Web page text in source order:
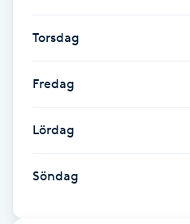
Föning
Gel naglar
Gelenaglar
Gellack
Gellack med förstärkning
Torsdag
Fredag
Lördag
Söndag